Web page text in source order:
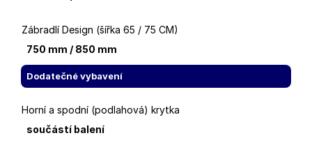
Zábradlí Design (šířka 65 / 75 CM)
750 mm / 850 mm
Dodatečné vybavení
Horní a spodní (podlahová) krytka
součástí balení